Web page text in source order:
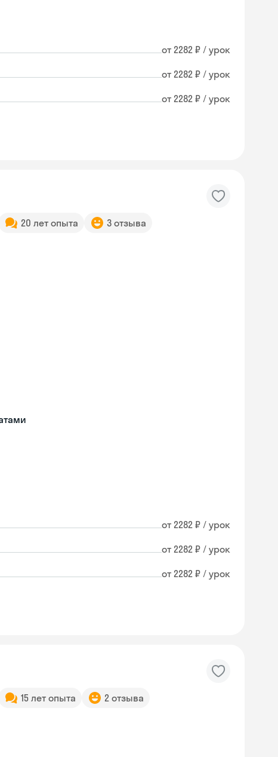
от 2282 ₽ / урок
от 2282 ₽ / урок
от 2282 ₽ / урок
20 лет опыта 3 отзыва
от 2282 ₽ / урок
от 2282 ₽ / урок
от 2282 ₽ / урок
15 лет опыта 2 отзыва